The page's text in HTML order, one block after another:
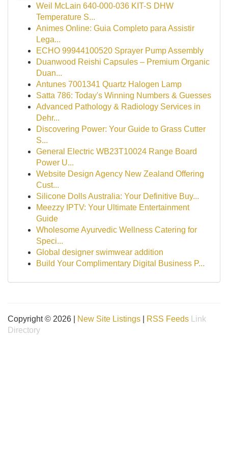
Weil McLain 640-000-036 KIT-S DHW
Temperature S...
Animes Online: Guia Completo para Assistir
Lega...
ECHO 99944100520 Sprayer Pump Assembly
Duanwood Reishi Capsules – Premium Organic
Duan...
Antunes 7001341 Quartz Halogen Lamp
Satta 786: Today's Winning Numbers & Guesses
Advanced Pathology & Radiology Services in
Dehr...
Discovering Power: Your Guide to Grass Cutter
S...
General Electric WB23T10024 Range Board
Power U...
Website Design Agency New Zealand Offering
Cust...
Silicone Dolls Australia: Your Definitive Buy...
Meezzy IPTV: Your Ultimate Entertainment
Guide
Wholesome Ayurvedic Wellness Catering for
Speci...
Global designer swimwear addition
Build Your Complimentary Digital Business P...
Copyright © 2026 | New Site Listings RSS Feeds
Link
Directory